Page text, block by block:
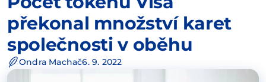
překonal množství karet
společnosti v oběhu
Ondra Machač6. 9. 2022